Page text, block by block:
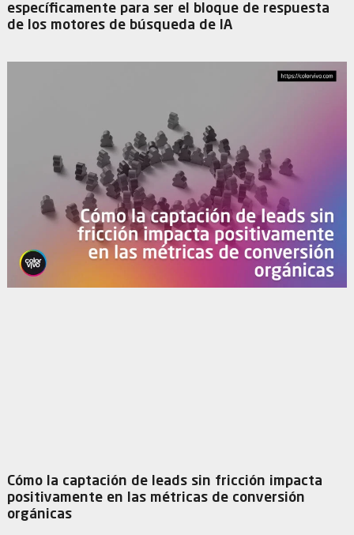
específicamente para ser el bloque de respuesta
de los motores de búsqueda de IA
Cómo la captación de leads sin fricción impacta
positivamente en las métricas de conversión
orgánicas